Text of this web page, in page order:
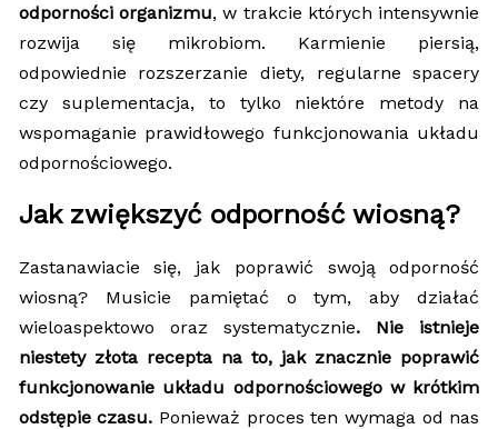
odporności organizmu, w trakcie których intensywnie
rozwija się mikrobiom. Karmienie piersią,
odpowiednie rozszerzanie diety, regularne spacery
czy suplementacja, to tylko niektóre metody na
wspomaganie prawidłowego funkcjonowania układu
odpornościowego.
Jak zwiększyć odporność wiosną?
Zastanawiacie się, jak poprawić swoją odporność
wiosną? Musicie pamiętać o tym, aby działać
wieloaspektowo oraz systematycznie. Nie istnieje
niestety złota recepta na to, jak znacznie poprawić
funkcjonowanie układu odpornościowego w krótkim
odstępie czasu. Ponieważ proces ten wymaga od nas